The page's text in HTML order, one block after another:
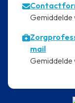
⁠Gemiddelde
mail
⁠Gemiddelde